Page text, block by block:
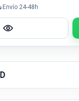
Envío 24-48h